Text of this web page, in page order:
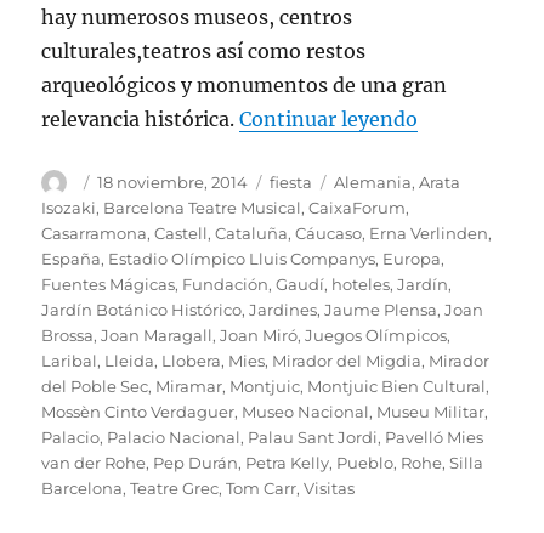
hay numerosos museos, centros
culturales,teatros así como restos
arqueológicos y monumentos de una gran
relevancia histórica.Continuar leyendo
Autor
Publicado
el
18 noviembre, 2014 Categorías
fiesta Etiquetas
Alemania,Arata
Isozaki, Barcelona Teatre Musical,CaixaForum,
Casarramona,Castell,Cataluña,Cáucaso, Erna Verlinden,
España, Estadio Olímpico Lluis Companys, Europa,
Fuentes Mágicas, Fundación,Gaudí, hoteles,Jardín,
Jardín Botánico Histórico,Jardines,Jaume Plensa,Joan
Brossa,Joan Maragall,Joan Miró,Juegos Olímpicos,
Laribal, Lleida, Llobera, Mies, Mirador del Migdia, Mirador
del Poble Sec, Miramar, Montjuic, Montjuic Bien Cultural,
Mossèn Cinto Verdaguer, Museo Nacional, Museu Militar,
Palacio, Palacio Nacional, Palau Sant Jordi, Pavelló Mies
van der Rohe, Pep Durán, Petra Kelly, Pueblo, Rohe,Silla
Barcelona,Teatre Grec,Tom Carr,Visitas